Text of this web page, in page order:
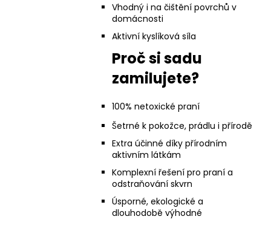
Vhodný i na čištění povrchů v
domácnosti
Aktivní kyslíková síla
Proč si sadu
zamilujete?
100% netoxické praní
Šetrné k pokožce, prádlu i přírodě
Extra účinné díky přírodním
aktivním látkám
Komplexní řešení pro praní a
odstraňování skvrn
Úsporné, ekologické a
dlouhodobě výhodné